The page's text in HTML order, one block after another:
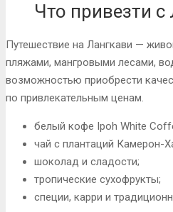
Что привезти с
Путешествие на Лангкави —
пляжами, мангровыми лесами,
возможностью приобрести
по привлекательным ценам.
белый кофе Ipoh White
чай с плантаций Камерон-
шоколад и сладости;
тропические сухофрукты;
специи, карри и